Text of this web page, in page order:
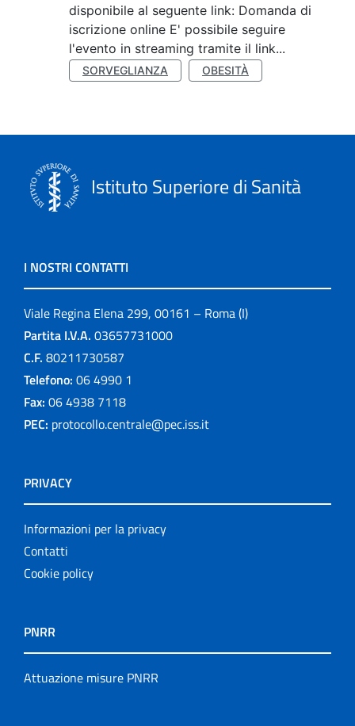
disponibile al seguente link: Domanda di
iscrizione online E' possibile seguire
l'evento in streaming tramite il link...
SORVEGLIANZA OBESITÀ
Istituto Superiore di Sanità
I NOSTRI CONTATTI
Viale Regina Elena 299, 00161 – Roma (I)
Partita I.V.A. 03657731000
C.F. 80211730587
Telefono: 06 4990 1
Fax: 06 4938 7118
PEC: protocollo.centrale@pec.iss.it
PRIVACY
Informazioni per la privacy
Contatti
Cookie policy
PNRR
Attuazione misure PNRR